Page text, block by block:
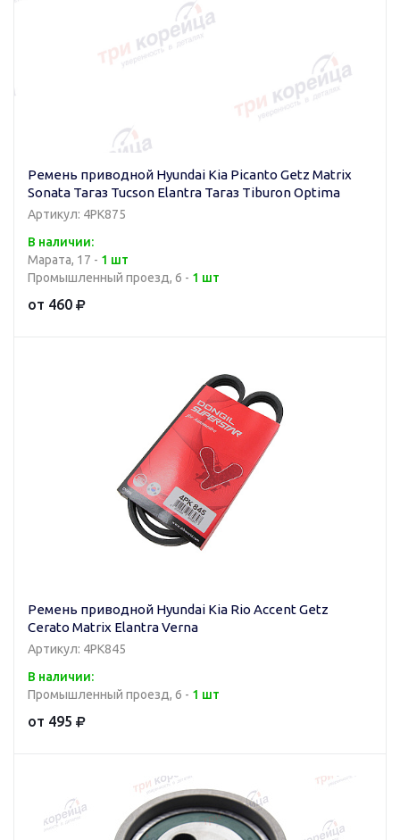
Ремень приводной Hyundai Kia Picanto Getz Matrix
Sonata Тагаз Tucson Elantra Тагаз Tiburon Optima
Артикул: 4PK875
В наличии:
Марата, 17 - 1 шт
Промышленный проезд, 6 - 1 шт
от 460
Ремень приводной Hyundai Kia Rio Accent Getz
Cerato Matrix Elantra Verna
Артикул: 4PK845
В наличии:
Промышленный проезд, 6 - 1 шт
от 495